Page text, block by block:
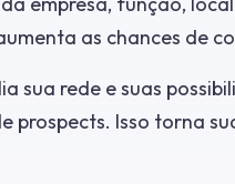
as chances de
sua rede e suas
prospects. Isso torna